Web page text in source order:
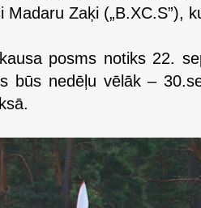
Madaru Zaķi („B.XC.S”),
posms notiks 22.
būs nedēļu vēlāk –